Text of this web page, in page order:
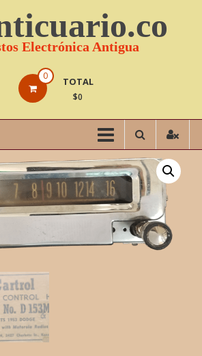
Electrónica Antigua
0 TOTAL
$0